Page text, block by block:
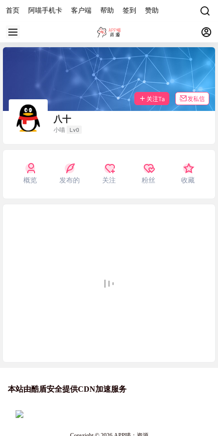
首页 阿喵手机卡 客户端 帮助 签到 赞助
八十
小喵 Lv0
关注Ta 发私信
概览 发布的 关注 粉丝 收藏
本站由酷盾安全提供CDN加速服务